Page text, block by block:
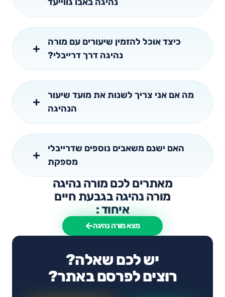
כיצד אוכל להזמין שיעורים עם מורה
נהיגה דרך דרייבלי?
מה אם אני צריך לשנות את מועד שיעור
הנהיגה
האם ישנם משאבים נוספים שדרייבלי
מספקת
מאתרים לכם מורה נהיגה
מורה נהיגה בגבעת חיים
איחוד :
מצא מורה נהיגה
יש לכם שאלה?
רוצים לפרסם באתר?